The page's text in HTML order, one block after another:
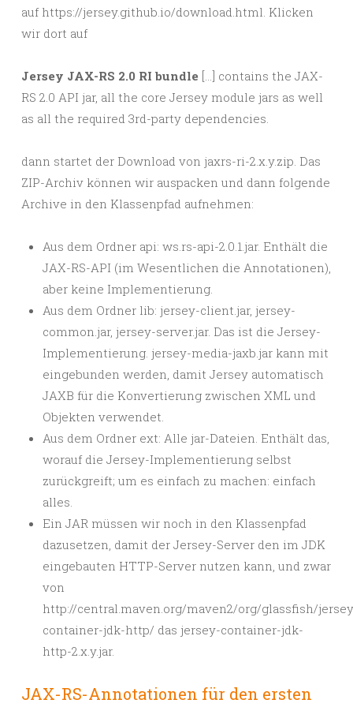
auf https://jersey.github.io/download.html. Klicken
wir dort auf
Jersey JAX-RS 2.0 RI bundle […] contains the JAX-
RS 2.0 API jar, all the core Jersey module jars as well
as all the required 3rd-party dependencies.
dann startet der Download von jaxrs-ri-2.x.y.zip. Das
ZIP-Archiv können wir auspacken und dann folgende
Archive in den Klassenpfad aufnehmen:
Aus dem Ordner api: ws.rs-api-2.0.1.jar. Enthält die
JAX-RS-API (im Wesentlichen die Annotationen),
aber keine Implementierung.
Aus dem Ordner lib: jersey-client.jar, jersey-
common.jar, jersey-server.jar. Das ist die Jersey-
Implementierung. jersey-media-jaxb.jar kann mit
eingebunden werden, damit Jersey automatisch
JAXB für die Konvertierung zwischen XML und
Objekten verwendet.
Aus dem Ordner ext: Alle jar-Dateien. Enthält das,
worauf die Jersey-Implementierung selbst
zurückgreift; um es einfach zu machen: einfach
alles.
Ein JAR müssen wir noch in den Klassenpfad
dazusetzen, damit der Jersey-Server den im JDK
eingebauten HTTP-Server nutzen kann, und zwar
von
http://central.maven.org/maven2/org/glassfish/
container-jdk-http/ das jersey-container-jdk-
http-2.x.y.jar.
JAX-RS-Annotationen für den ersten